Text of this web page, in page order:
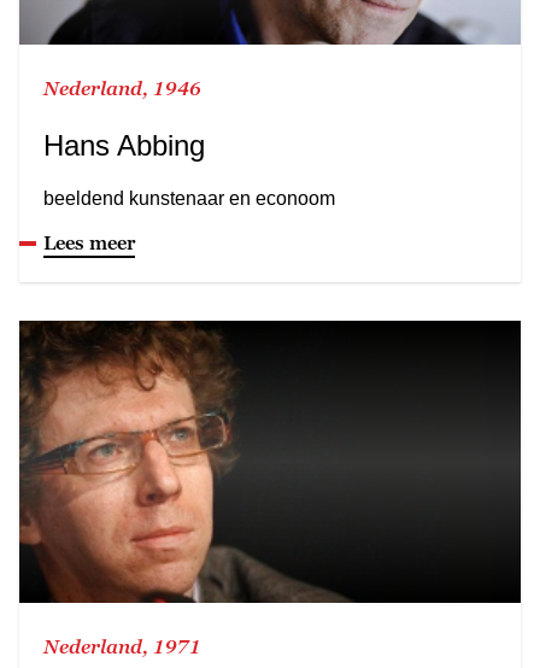
Nederland, 1946
Hans Abbing
beeldend kunstenaar en econoom
Lees meer
Nederland, 1971